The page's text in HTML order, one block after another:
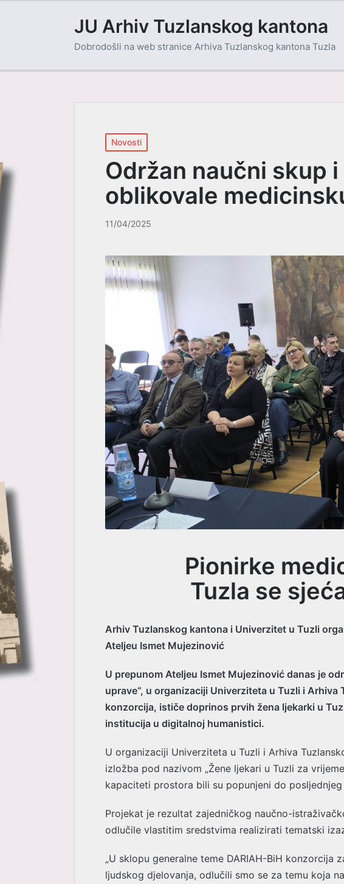
JU Arhiv Tuzlanskog kantona
Dobrodošli na web stranice Arhiva Tuzlanskog kantona Tuzla
Posted
in
Novosti
Održan naučni skup
oblikovale
11/04/2025
Pionirke
Tuzla se
Arhiv Tuzlanskog kantona i Univerzitet u Tuzli
Ateljeu Ismet Mujezinović
U prepunom Ateljeu Ismet Mujezinović danas je
uprave“, u organizaciji Univerziteta u Tuzli i
konzorcija, ističe doprinos prvih žena ljekarki u
institucija u digitalnoj humanistici.
U organizaciji Univerziteta u Tuzli i Arhiva
izložba pod nazivom „Žene ljekari u Tuzli za
kapaciteti prostora bili su popunjeni do posljednjeg
Projekat je rezultat zajedničkog naučno-
odlučile vlastitim sredstvima realizirati tematski
„U sklopu generalne teme DARIAH-BiH
ljudskog djelovanja, odlučili smo se za temu koja